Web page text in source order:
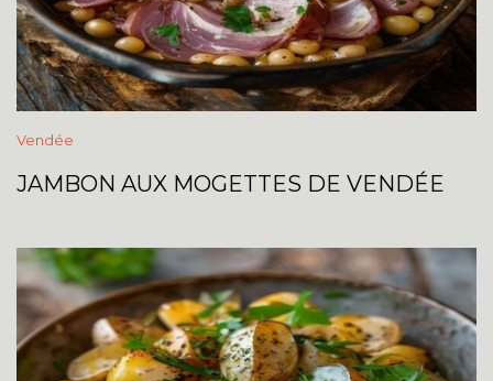
Vendée
JAMBON AUX MOGETTES DE VENDÉE